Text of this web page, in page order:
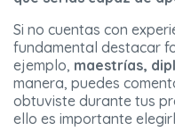
Si no cuentas con
fundamental destacar
ejemplo, maestrías,
manera, puedes
obtuviste durante tus
ello es importante